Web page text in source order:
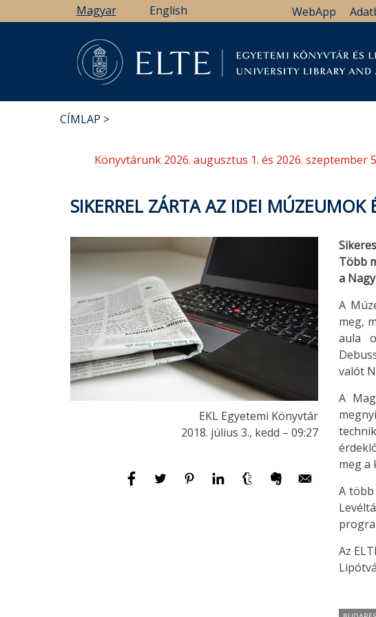
a
Magyar English WebApp
CÍMLAP
Könyvtárunk 2026. augusztus 1. és 2026.
SIKERREL ZÁRTA AZ IDEI MÚZEUMOK
EKL Egyetemi Könyvtár
2018. július 3., kedd – 09:27
Több
a
A
meg,
aula
valót
A
meg a
A
Az